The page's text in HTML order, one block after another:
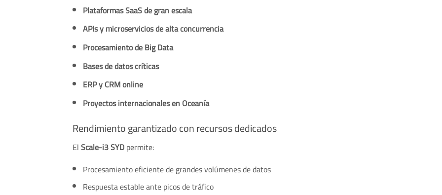
Plataformas SaaS de gran escala
APIs y microservicios de alta concurrencia
Procesamiento de Big Data
Bases de datos críticas
ERP y CRM online
Proyectos internacionales en Oceanía
Rendimiento garantizado con recursos dedicados
ElScale-i3 SYDpermite:
Procesamiento eficiente de grandes volúmenes de datos
Respuesta estable ante picos de tráfico